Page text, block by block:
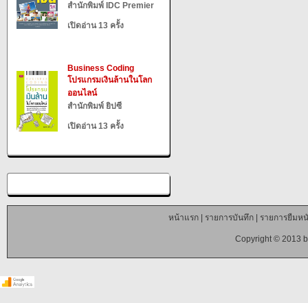
สำนักพิมพ์ IDC Premier
เปิดอ่าน 13 ครั้ง
Business Coding
โปรแกรมเงินล้านในโลก
ออนไลน์
สำนักพิมพ์ ยิปซี
เปิดอ่าน 13 ครั้ง
หน้าแรก| รายการบันทึก| รายการยืมห
Copyright © 2013